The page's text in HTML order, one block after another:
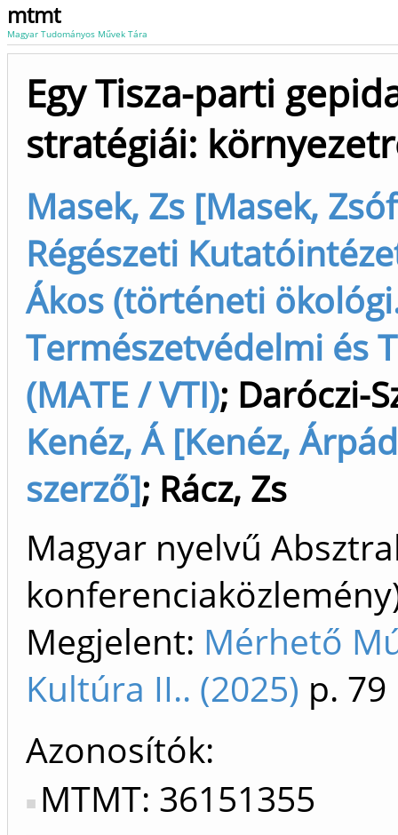
mtmt
Magyar Tudományos Művek Tára
Egy Tisza-parti
stratégiái:
Masek, Zs [Masek,
Régészeti
Ákos (történeti
Természetvédelmi és
(MATE / VTI); Daróczi-
Kenéz, Á [Kenéz,
szerző]; Rácz, Zs
Magyar nyelvű
Megjelent: Mérhető
Kultúra II.. (2025) p. 79
Azonosítók
MTMT: 36151355